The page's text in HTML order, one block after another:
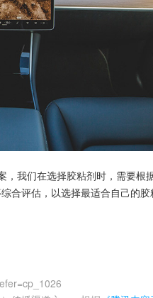
我们在选择胶粘剂时，需要根
合评估，以选择最适合自己的胶